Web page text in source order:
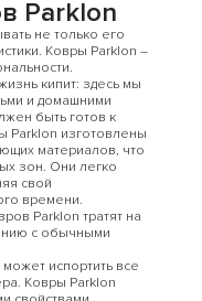
Parklon
не только его
Ковры Parklon –
кипит: здесь мы
и домашними
быть готов к
Parklon изготовлены
материалов, что
зон. Они легко
свой
времени.
Parklon тратят на
с обычными
испортить все
Ковры Parklon
2